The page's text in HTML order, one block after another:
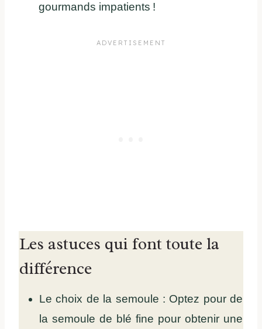
gourmands impatients !
Les astuces qui font toute la
différence
Le choix de la semoule : Optez pour de
la semoule de blé fine pour obtenir une